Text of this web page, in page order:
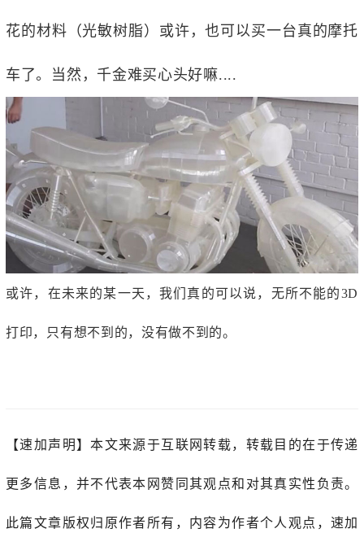
花的材料（光敏树脂）或许，也可以买一台真的摩托
车了。当然，千金难买心头好嘛....
或许，在未来的某一天，我们真的可以说，无所不能的3D
打印，只有想不到的，没有做不到的。
【速加声明】本文来源于互联网转载，转载目的在于传递
更多信息，并不代表本网赞同其观点和对其真实性负责。
此篇文章版权归原作者所有，内容为作者个人观点， 速加